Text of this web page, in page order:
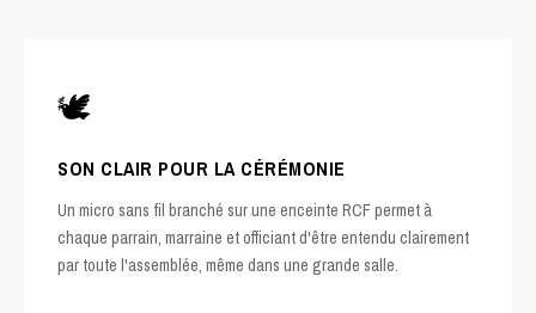
🕊️
SON CLAIR POUR LA CÉRÉMONIE
Un micro sans fil branché sur une enceinte RCF permet à
chaque parrain, marraine et officiant d'être entendu clairement
par toute l'assemblée, même dans une grande salle.